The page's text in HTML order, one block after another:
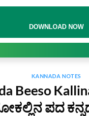
DOWNLOAD NOW
KANNADA NOTES
Beeso
ಪದ